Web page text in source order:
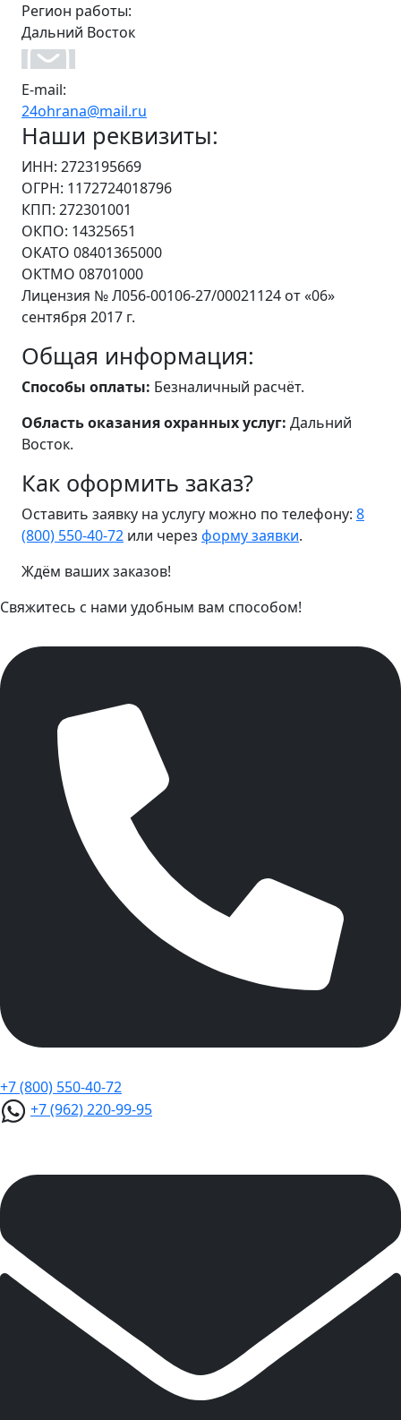
Регион работы:
Дальний Восток
E-mail:
24ohrana@mail.ru
Наши реквизиты:
ИНН: 2723195669
ОГРН: 1172724018796
КПП: 272301001
ОКПО: 14325651
ОКАТО 08401365000
ОКТМО 08701000
Лицензия № Л056-00106-27/00021124 от «06»
сентября 2017 г.
Общая информация:
Способы оплаты: Безналичный расчёт.
Область оказания охранных услуг: Дальний
Восток.
Как оформить заказ?
Оставить заявку на услугу можно по телефону: 8
(800) 550-40-72 или через форму заявки.
Ждём ваших заказов!
Свяжитесь с нами удобным вам способом!
+7 (800) 550-40-72
+7 (962) 220-99-95